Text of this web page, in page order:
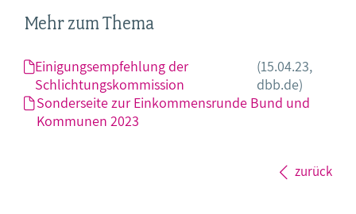
Mehr zum Thema
Einigungsempfehlung der
Schlichtungskommission
(15.04.23,
dbb.de)
Sonderseite zur Einkommensrunde Bund und
Kommunen 2023
zurück